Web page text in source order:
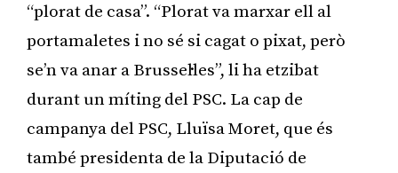
“plorat de casa”. “Plorat va marxar ell al
portamaletes i no sé si cagat o pixat, però
se’n va anar a Brussel·les”, li ha etzibat
durant un míting del PSC. La cap de
campanya del PSC, Lluïsa Moret, que és
també presidenta de la Diputació de